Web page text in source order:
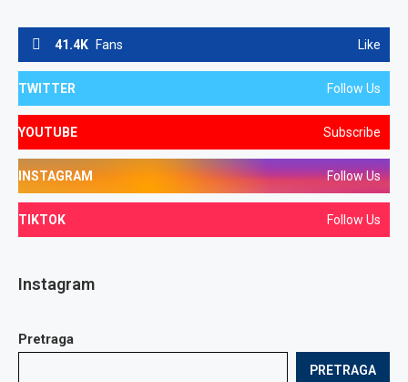
41.4K Fans Like
TWITTER Follow Us
YOUTUBE Subscribe
INSTAGRAM Follow Us
TIKTOK Follow Us
Instagram
Pretraga
PRETRAGA